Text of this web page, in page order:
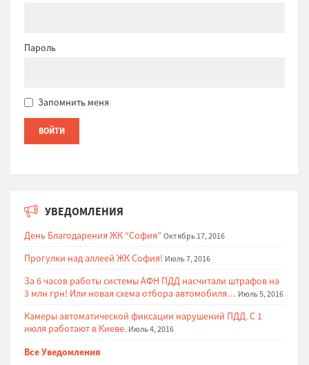
Пароль
Запомнить меня
УВЕДОМЛЕНИЯ
День Благодарения ЖК “София” Октябрь 17, 2016
Прогулки над аллеей ЖК София! Июль 7, 2016
За 6 часов работы системы АФН ПДД насчитали штрафов на
3 млн грн! Или новая схема отбора автомобиля… Июль 5, 2016
Камеры автоматической фиксации нарушений ПДД. С 1
июля работают в Киеве. Июль 4, 2016
Все Уведомления